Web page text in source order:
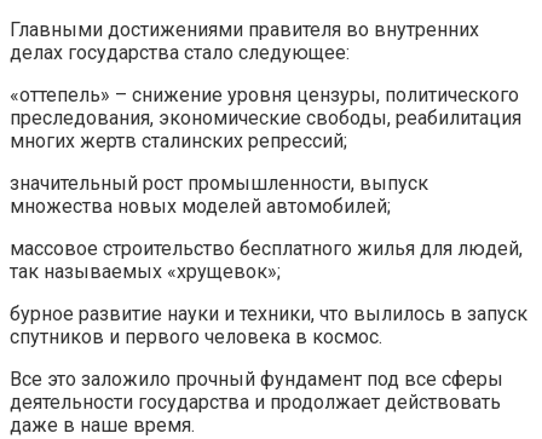
Главными достижениями правителя во внутренних
делах государства стало следующее:
«оттепель» – снижение уровня цензуры, политического
преследования, экономические свободы, реабилитация
многих жертв сталинских репрессий;
значительный рост промышленности, выпуск
множества новых моделей автомобилей;
массовое строительство бесплатного жилья для людей,
так называемых «хрущевок»;
бурное развитие науки и техники, что вылилось в запуск
спутников и первого человека в космос.
Все это заложило прочный фундамент под все сферы
деятельности государства и продолжает действовать
даже в наше время.